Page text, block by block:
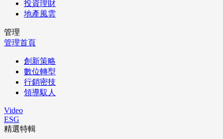
投資理財
地產風雲
管理
管理首頁
創新策略
數位轉型
行銷密技
領導馭人
Video
ESG
精選特輯